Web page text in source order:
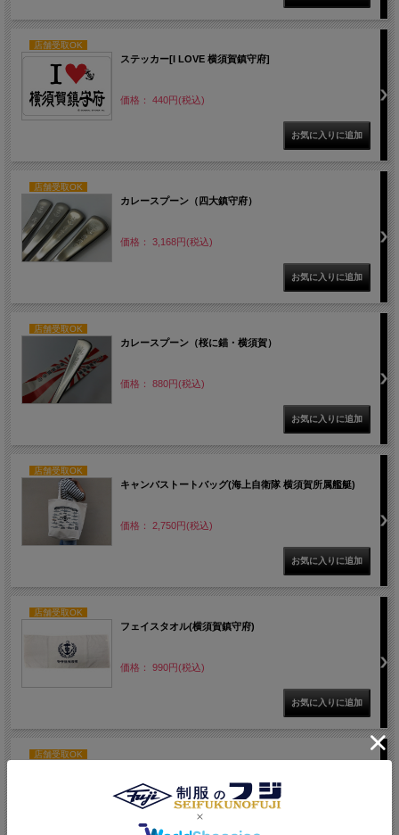
店舗受取OK
ステッカー[I LOVE 横須賀鎮守府]
価格： 440円(税込)
店舗受取OK
カレースプーン（四大鎮守府）
価格： 3,168円(税込)
店舗受取OK
カレースプーン（桜に錨・横須賀）
価格： 880円(税込)
店舗受取OK
キャンバストートバッグ(海上自衛隊 横須賀所属艦艇)
価格： 2,750円(税込)
店舗受取OK
フェイスタオル(横須賀鎮守府)
価格： 990円(税込)
店舗受取OK
価格： 1,540円(税込)